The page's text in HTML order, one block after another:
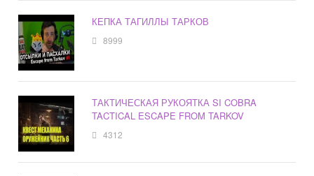
КЕПКА ТАГИЛЛЫ ТАРКОВ
8999
ТАКТИЧЕСКАЯ РУКОЯТКА SI COBRA
TACTICAL ESCAPE FROM TARKOV
4312